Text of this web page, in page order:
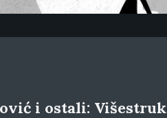
i ostali: